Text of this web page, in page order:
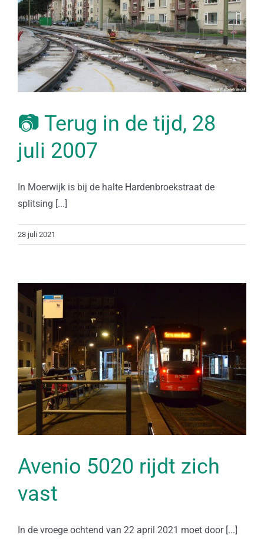
📷 Terug in de tijd, 28
juli 2007
In Moerwijk is bij de halte Hardenbroekstraat de
splitsing [...]
28 juli 2021
Avenio 5020 rijdt zich
vast
In de vroege ochtend van 22 april 2021 moet door [...]